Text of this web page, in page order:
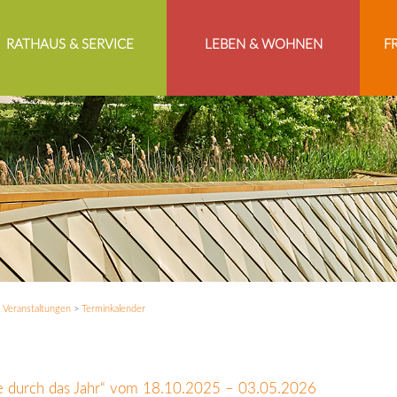
RATHAUS & SERVICE LEBEN & WOHNEN
Veranstaltungen> Terminkalender
durch das Jahr“ vom 18.10.2025 – 03.05.2026